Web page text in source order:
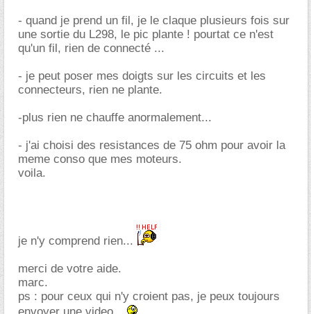
- quand je prend un fil, je le claque plusieurs fois sur
une sortie du L298, le pic plante ! pourtat ce n'est
qu'un fil, rien de connecté ...
- je peut poser mes doigts sur les circuits et les
connecteurs, rien ne plante.
-plus rien ne chauffe anormalement...
- j'ai choisi des resistances de 75 ohm pour avoir la
meme conso que mes moteurs.
voila.
je n'y comprend rien...
merci de votre aide.
marc.
ps : pour ceux qui n'y croient pas, je peux toujours